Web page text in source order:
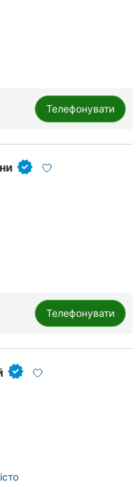
Телефонувати
Телефонувати